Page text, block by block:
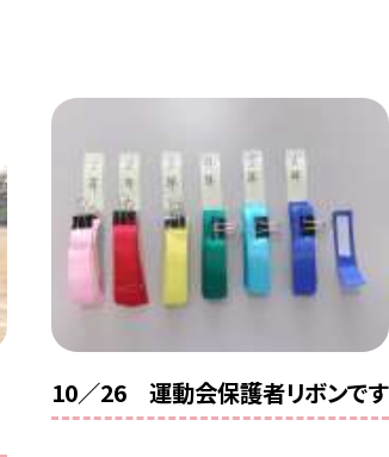
10／26 運動会保護者リボンです